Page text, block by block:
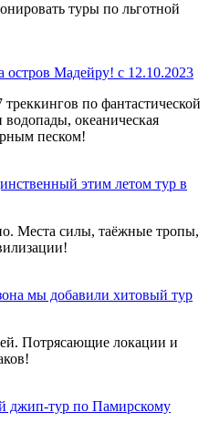
туры по льготной
остров Мадейру! с 12.10.2023
по фантастической
океаническая
песком!
этим летом тур в
Места силы, таёжные тропы,
мы добавили хитовый тур
Потрясающие локации и
джип-тур по Памирскому